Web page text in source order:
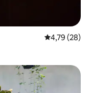
Gemiddelde
4,79 (28)